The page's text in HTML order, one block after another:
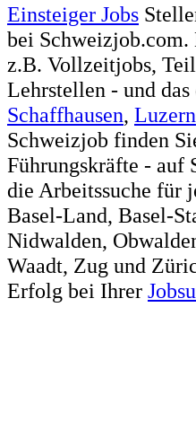
Einsteiger Jobs
bei Schweizjob.com.
z.B. Vollzeitjobs,
Lehrstellen - und
Schaffhausen, Luzern
Schweizjob finden
Führungskräfte - auf
die Arbeitssuche für
Basel-Land, Basel-
Nidwalden,
Waadt, Zug und
Erfolg bei Ihrer